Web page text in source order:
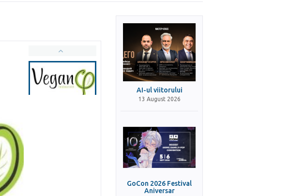
AI-ul viitorului
13 August 2026
GoCon 2026 Festival
Aniversar